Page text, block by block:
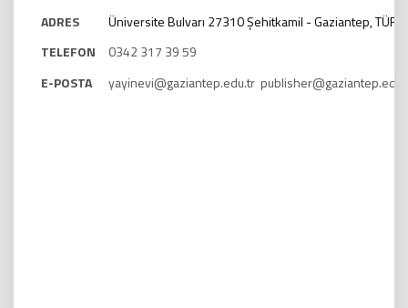
ADRES
Üniversite Bulvarı 27310 Şehitkamil - Gaziantep,
TELEFON
0342 317 39 59
E-POSTA
yayinevi@gaziantep.edu.tr